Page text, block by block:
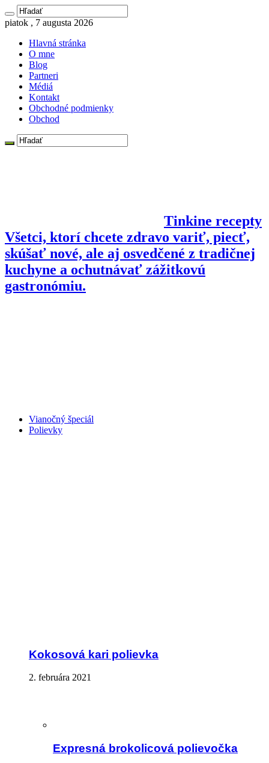
piatok , 7 augusta 2026
Hlavná stránka
O mne
Blog
Partneri
Médiá
Kontakt
Obchodné podmienky
Obchod
Tinkine recepty
Všetci, ktorí chcete zdravo variť, piecť,
skúšať nové, ale aj osvedčené z tradičnej
kuchyne a ochutnávať zážitkovú
gastronómiu.
Vianočný špeciál
Polievky
Kokosová kari polievka
2. februára 2021
Expresná brokolicová polievočka